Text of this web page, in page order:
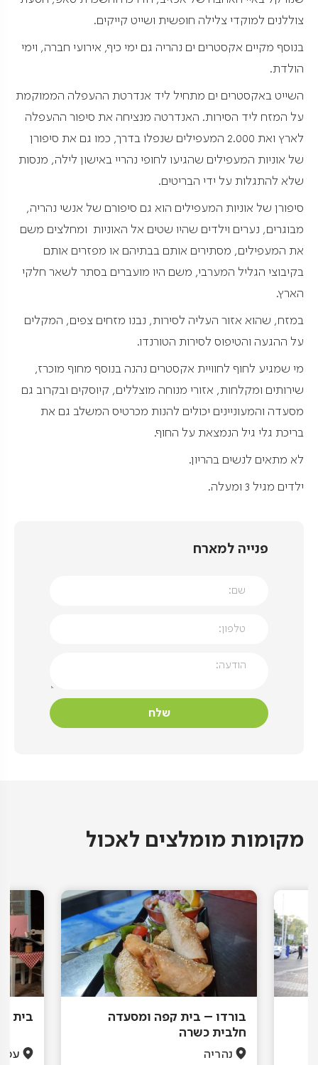
צוללנים למוקדי צלילה חופשית ושייט קייקים.
בנוסף מקיים אקסטרים ים נהריה גם ימי כיף, אירועי חברה, וימי
הולדת.
השייט באקסטרים ים מתחיל ליד אנדרטת ההעפלה הממוקמת
על המזח ליד הסירות. האנדרטה מנציחה את סיפור ההעפלה
לארץ ואת 2.000 המעפילים שנפלו בדרך, כמו גם את סיפורן
של אוניות המעפילים שהגיעו לחופי נהריי באישון לילה, מנסות
שלא להתגלות על ידי הבריטים.
סיפורן של אוניות המעפילים הוא גם סיפורם של אנשי נהריה,
מבוגרים, נערים וילדים שהיו שטים אל האוניות ומחלצים משם
את המעפילים, מסתירים אותם בבתיהם או מפזרים אותם
בקיבוצי הגליל המערבי, משם היו מועברים בסתר לשאר חלקי
הארץ.
במזח, שהוא אזור העליה לסירות, נבנו מזחים צפים, המקלים
על ההגעה והטיפוס לסירות הטורנדו.
מי שמגיע לחוף לחוויית אקסטרים נהנה בנוסף מחוף מוכרז,
שירותים ומקלחות, אזורי מנוחה מוצללים, קיוסקים ובקרוב גם
מסעדה והמעוניינים יכולים להנות מכרטיס המשלב גם את
בריכת גלי גיל הנמצאת על החוף.
לא מתאים לנשים בהריון.
ילדים מגיל 3 ומעלה.
פנייה למארח
מקומות מומלצים לאכול
בורדו – בית קפה ומסעדה
חלבית כשרה
נהריה
בית
עכו